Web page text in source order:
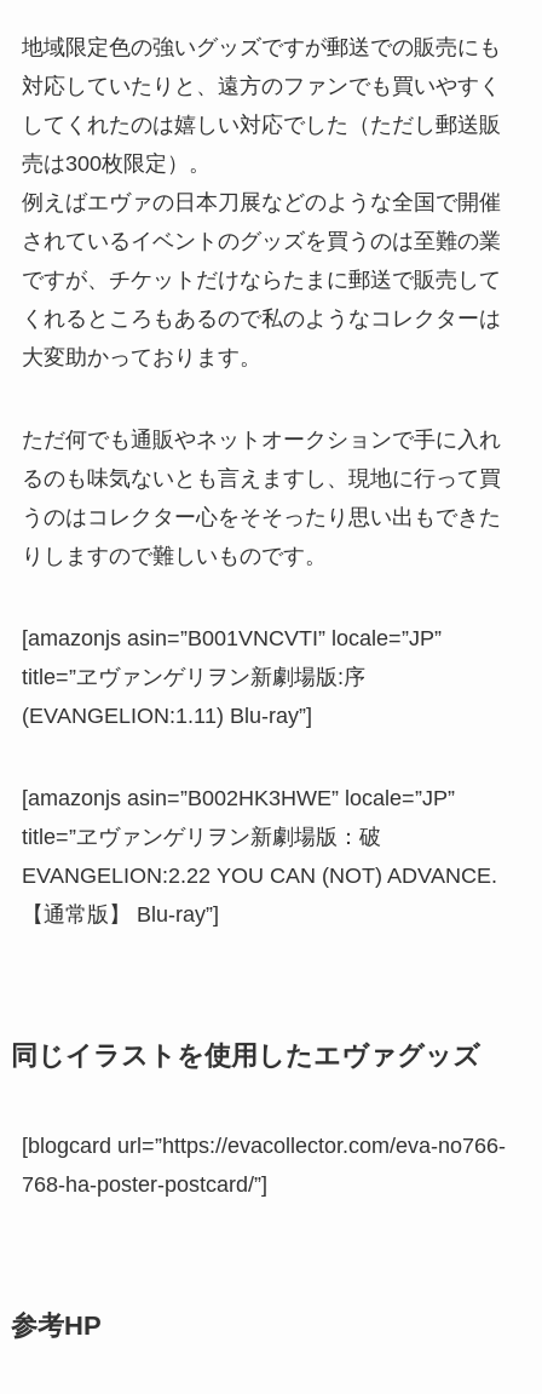
地域限定色の強いグッズですが郵送での販売にも
対応していたりと、遠方のファンでも買いやすく
してくれたのは嬉しい対応でした（ただし郵送販
売は300枚限定）。
例えばエヴァの日本刀展などのような全国で開催
されているイベントのグッズを買うのは至難の業
ですが、チケットだけならたまに郵送で販売して
くれるところもあるので私のようなコレクターは
大変助かっております。
ただ何でも通販やネットオークションで手に入れ
るのも味気ないとも言えますし、現地に行って買
うのはコレクター心をそそったり思い出もできた
りしますので難しいものです。
[amazonjs asin=”B001VNCVTI” locale=”JP”
title=”ヱヴァンゲリヲン新劇場版:序
(EVANGELION:1.11) Blu-ray”]
[amazonjs asin=”B002HK3HWE” locale=”JP”
title=”ヱヴァンゲリヲン新劇場版：破
EVANGELION:2.22 YOU CAN (NOT) ADVANCE.
【通常版】 Blu-ray”]
同じイラストを使用したエヴァグッズ
[blogcard url=”https://evacollector.com/eva-no766-
768-ha-poster-postcard/”]
参考HP